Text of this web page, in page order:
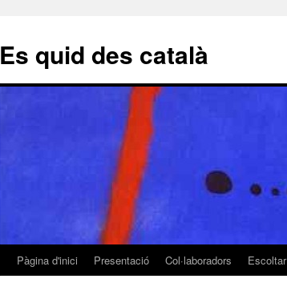
Es quid des català
VésPàgina d'inici Presentació Col·laboradors Escoltar